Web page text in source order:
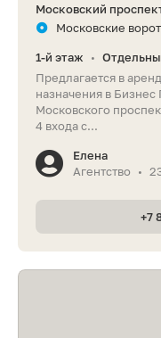
Московский
Московские
1-й этаж •
Предлагается в
назначения в
Московского
4 входа с...
Елена
Агентство
•
+7